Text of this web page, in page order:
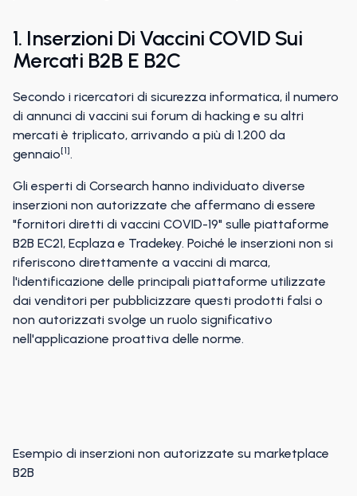
1. Inserzioni Di Vaccini COVID Sui
Mercati B2B E B2C
Secondo i ricercatori di sicurezza informatica, il numero
di annunci di vaccini sui forum di hacking e su altri
mercati è triplicato, arrivando a più di 1.200 da
gennaio[1].
Gli esperti di Corsearch hanno individuato diverse
inserzioni non autorizzate che affermano di essere
"fornitori diretti di vaccini COVID-19" sulle piattaforme
B2B EC21, Ecplaza e Tradekey. Poiché le inserzioni non si
riferiscono direttamente a vaccini di marca,
l'identificazione delle principali piattaforme utilizzate
dai venditori per pubblicizzare questi prodotti falsi o
non autorizzati svolge un ruolo significativo
nell'applicazione proattiva delle norme.
Esempio di inserzioni non autorizzate su marketplace
B2B